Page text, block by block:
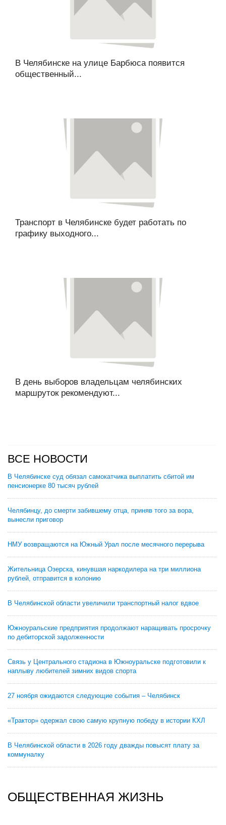
В Челябинске на улице Барбюса появится
общественный...
Транспорт в Челябинске будет работать по
графику выходного...
В день выборов владельцам челябинских
маршруток рекомендуют...
ВСЕ НОВОСТИ
В Челябинске суд обязал самокатчика выплатить сбитой им
пенсионерке 80 тысяч рублей
Челябинцу, до смерти забившему отца, приняв того за вора,
вынесли приговор
НМУ возвращаются на Южный Урал после месячного перерыва
Жительница Озерска, кинувшая наркодилера на три миллиона
рублей, отправится в колонию
В Челябинской области увеличили транспортный налог вдвое
Южноуральские предприятия продолжают наращивать просрочку
по дебиторской задолженности
Связь у Центрального стадиона в Южноуральске подготовили к
наплыву любителей зимних видов спорта
27 ноября ожидаются следующие события – Челябинск
«Трактор» одержал свою самую крупную победу в истории КХЛ
В Челябинской области в 2026 году дважды повысят плату за
коммуналку
ОБЩЕСТВЕННАЯ ЖИЗНЬ